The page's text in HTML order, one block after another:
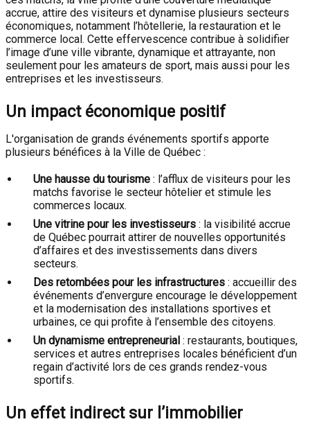
accrue, attire des visiteurs et dynamise plusieurs secteurs
économiques, notamment l’hôtellerie, la restauration et le
commerce local. Cette effervescence contribue à solidifier
l’image d’une ville vibrante, dynamique et attrayante, non
seulement pour les amateurs de sport, mais aussi pour les
entreprises et les investisseurs.
Un impact économique positif
L'organisation de grands événements sportifs apporte
plusieurs bénéfices à la Ville de Québec :
Une hausse du tourisme : l’afflux de visiteurs pour les
matchs favorise le secteur hôtelier et stimule les
commerces locaux.
Une vitrine pour les investisseurs : la visibilité accrue
de Québec pourrait attirer de nouvelles opportunités
d’affaires et des investissements dans divers
secteurs.
Des retombées pour les infrastructures : accueillir des
événements d’envergure encourage le développement
et la modernisation des installations sportives et
urbaines, ce qui profite à l’ensemble des citoyens.
Un dynamisme entrepreneurial : restaurants, boutiques,
services et autres entreprises locales bénéficient d’un
regain d’activité lors de ces grands rendez-vous
sportifs.
Un effet indirect sur l’immobilier